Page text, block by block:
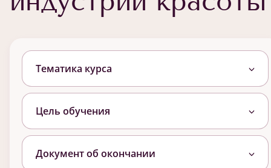
Тематика курса
Цель обучения
Документ об окончании